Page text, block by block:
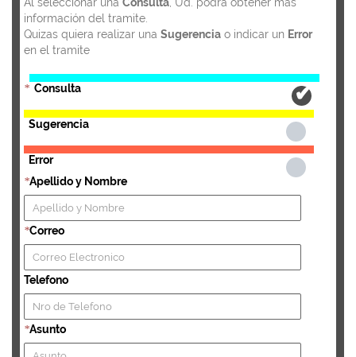
información del tramite.
Quizas quiera realizar una Sugerencia o indicar un Error
en el tramite
* Consulta
Sugerencia
Error
*Apellido y Nombre
*Correo
Telefono
*Asunto